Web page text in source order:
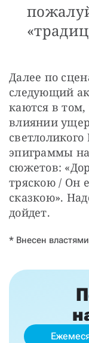
Далее по
следующий
каются в
влиянии
эпиграммы на
сюжетов:
тряскою / Он
сказкою».
дойдет.
* Внесен